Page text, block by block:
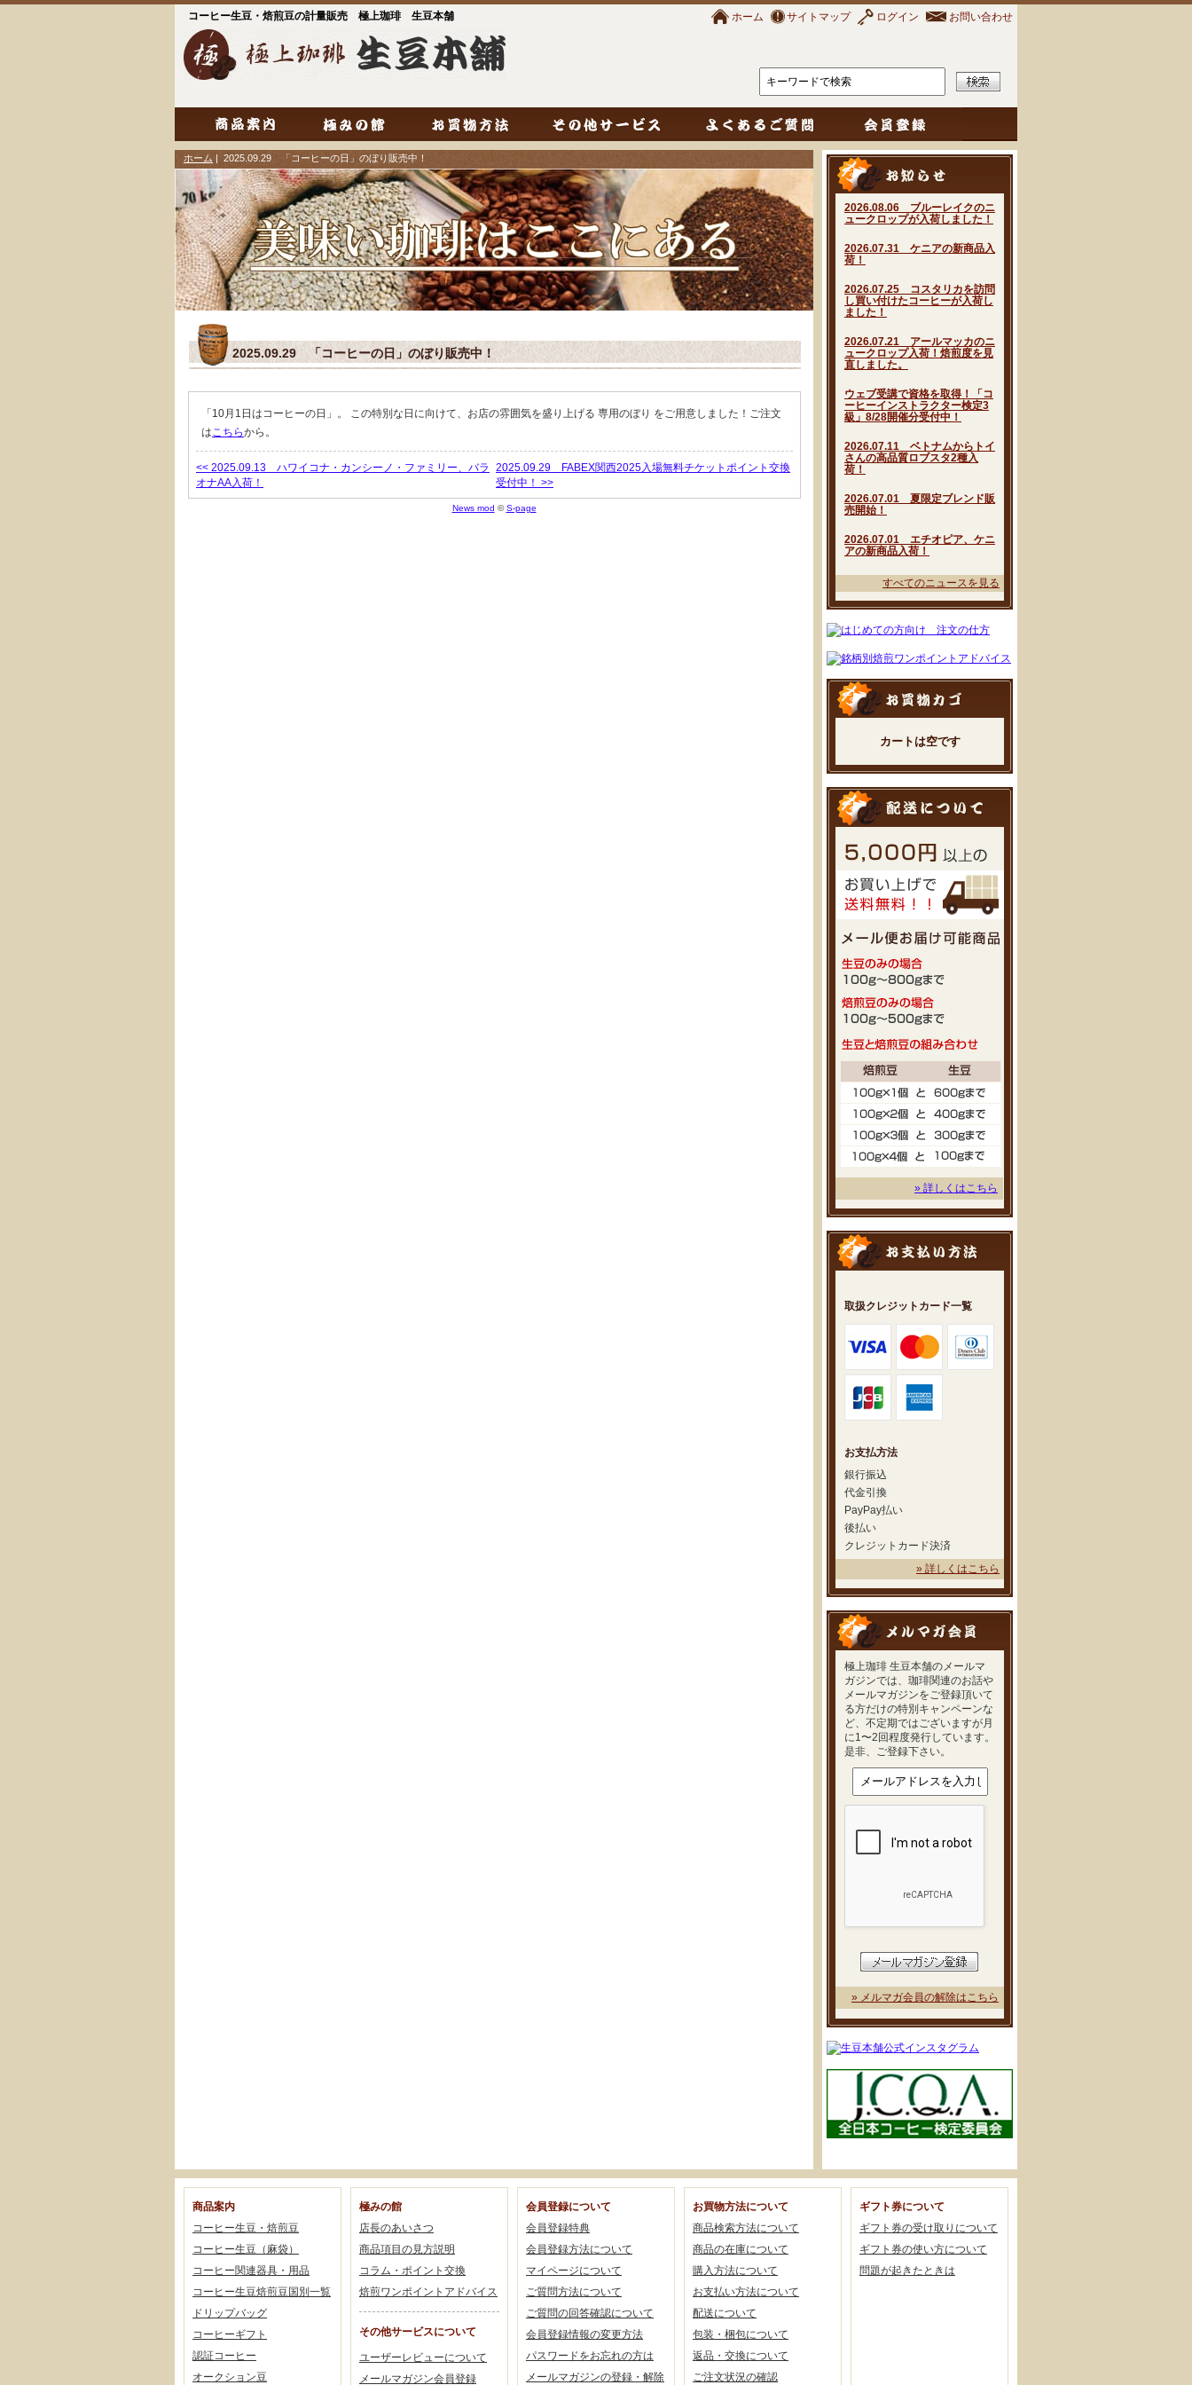
コーヒー生豆・焙煎豆の計量販売 極上珈琲 生豆本舗 ホーム サイトマップ ログイン お問い合わせ
2026.08.06 ブルーレイクのニ
ュークロップが入荷しました！
2026.07.31 ケニアの新商品入
荷！
2026.07.25 コスタリカを訪問
し買い付けたコーヒーが入荷し
ました！
2026.07.21 アールマッカのニ
ュークロップ入荷！焙煎度を見
直しました。
ウェブ受講で資格を取得！「コ
ーヒーインストラクター検定3
級」8/28開催分受付中！
2026.07.11 ベトナムからトイ
さんの高品質ロブスタ2種入
荷！
2026.07.01 夏限定ブレンド販
売開始！
2026.07.01 エチオピア、ケニ
アの新商品入荷！
すべてのニュースを見る
カートは空です
» 詳しくはこちら
取扱クレジットカード一覧
お支払方法
銀行振込
代金引換
PayPay払い
後払い
クレジットカード決済
» 詳しくはこちら
極上珈琲 生豆本舗のメールマ
ガジンでは、珈琲関連のお話や
メールマガジンをご登録頂いて
る方だけの特別キャンペーンな
ど、不定期ではございますが月
に1〜2回程度発行しています。
是非、ご登録下さい。
» メルマガ会員の解除はこちら
ホーム | 2025.09.29 「コーヒーの日」のぼり販売中！
2025.09.29 「コーヒーの日」のぼり販売中！
「10月1日はコーヒーの日」。 この特別な日に向けて、お店の雰囲気を盛り上げる 専用のぼり をご用意しました！ご注文
は こちらから。
<< 2025.09.13 ハワイコナ・カンシーノ・ファミリー、バラ
オナAA入荷！
2025.09.29 FABEX関西2025入場無料チケットポイント交換
受付中！ >>
News mod ©S-page
商品案内
コーヒー生豆・焙煎豆
コーヒー生豆（麻袋）
コーヒー関連器具・用品
コーヒー生豆焙煎豆国別一覧
ドリップバッグ
コーヒーギフト
認証コーヒー
オークション豆
極みの館
店長のあいさつ
商品項目の見方説明
コラム・ポイント交換
焙煎ワンポイントアドバイス
その他サービスについて
ユーザーレビューについて
メールマガジン会員登録
会員登録について
会員登録特典
会員登録方法について
マイページについて
ご質問方法について
ご質問の回答確認について
会員登録情報の変更方法
パスワードをお忘れの方は
メールマガジンの登録・解除
お買物方法について
商品検索方法について
商品の在庫について
購入方法について
お支払い方法について
配送について
包装・梱包について
返品・交換について
ご注文状況の確認
ギフト券について
ギフト券の受け取りについて
ギフト券の使い方について
問題が起きたときは